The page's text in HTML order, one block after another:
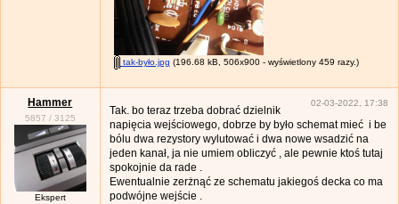
tak-było.jpg (196.68 kB, 506x900 - wyświetlony 459 razy.)
Hammer
5857 / 3125
Ekspert
02-03-2022, 17:38
Tak. bo teraz trzeba dobrać dzielnik
napięcia wejściowego, dobrze by było schemat mieć i be
bólu dwa rezystory wylutować i dwa nowe wsadzić na
jeden kanał, ja nie umiem obliczyć , ale pewnie ktoś tutaj
spokojnie da rade .
Ewentualnie zerżnąć ze schematu jakiegoś decka co ma
podwójne wejście .